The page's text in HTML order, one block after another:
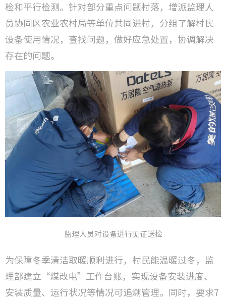
检和平行检测。针对部分重点问题村落，增派监理人
员协同区农业农村局等单位共同进村，分组了解村民
设备使用情况，查找问题，做好应急处置，协调解决
存在的问题。
监理人员对设备进行见证送检
为保障冬季清洁取暖顺利进行，村民能温暖过冬，监
理部建立“煤改电”工作台账，实现设备安装进度、
安装质量、运行状况等情况可追溯管理。同时，要求7